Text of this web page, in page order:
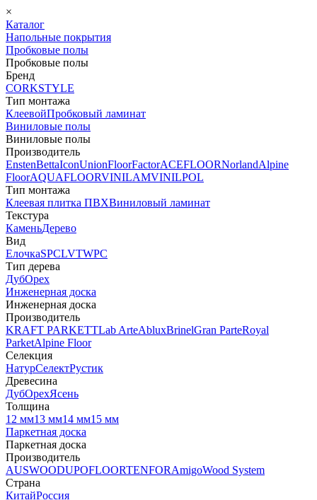
×
Каталог
Напольные покрытия
Пробковые полы
Пробковые полы
Бренд
CORKSTYLE
Тип монтажа
КлеевойПробковый ламинат
Виниловые полы
Виниловые полы
Производитель
EnstenBettaIconUnionFloorFactorACEFLOORNorlandAlpine
FloorAQUAFLOORVINILAMVINILPOL
Тип монтажа
Клеевая плитка ПВХВиниловый ламинат
Текстура
КаменьДерево
Вид
ЕлочкаSPCLVTWPC
Тип дерева
ДубОрех
Инженерная доска
Инженерная доска
Производитель
KRAFT PARKETTLab ArteAbluxBrinelGran ParteRoyal
ParketAlpine Floor
Селекция
НатурСелектРустик
Древесина
ДубОрехЯсень
Толщина
12 мм13 мм14 мм15 мм
Паркетная доска
Паркетная доска
Производитель
AUSWOODUPOFLOORTENFORAmigoWood System
Страна
КитайРоссия